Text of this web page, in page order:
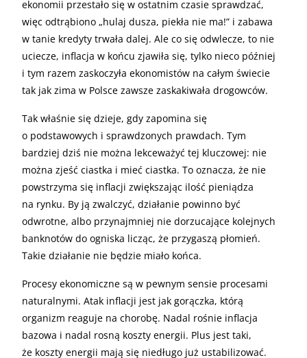
ekonomii przestało się w ostatnim czasie sprawdzać,
więc odtrąbiono „hulaj dusza, piekła nie ma!” i zabawa
w tanie kredyty trwała dalej. Ale co się odwlecze, to nie
uciecze, inflacja w końcu zjawiła się, tylko nieco później
i tym razem zaskoczyła ekonomistów na całym świecie
tak jak zima w Polsce zawsze zaskakiwała drogowców.
Tak właśnie się dzieje, gdy zapomina się
o podstawowych i sprawdzonych prawdach. Tym
bardziej dziś nie można lekceważyć tej kluczowej: nie
można zjeść ciastka i mieć ciastka. To oznacza, że nie
powstrzyma się inflacji zwiększając ilość pieniądza
na rynku. By ją zwalczyć, działanie powinno być
odwrotne, albo przynajmniej nie dorzucające kolejnych
banknotów do ogniska licząc, że przygaszą płomień.
Takie działanie nie będzie miało końca.
Procesy ekonomiczne są w pewnym sensie procesami
naturalnymi. Atak inflacji jest jak gorączka, którą
organizm reaguje na chorobę. Nadal rośnie inflacja
bazowa i nadal rosną koszty energii. Plus jest taki,
że koszty energii mają się niedługo już ustabilizować.